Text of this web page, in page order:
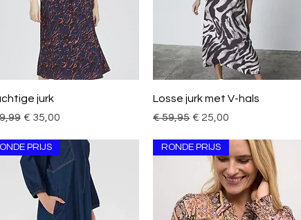
Snel overzicht
jurk
prijs
Verkoopprijs
€ 35,00
Snel overzicht
Losse jurk met V-hals
Normale prijs
€ 59,95 Verkoopprijs
€ 25,00
PRIJS RONDE PRIJS